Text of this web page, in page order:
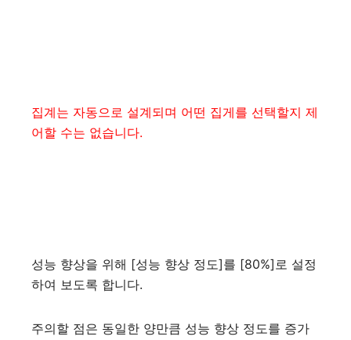
집계는 자동으로 설계되며 어떤 집게를 선택할지 제
어할 수는 없습니다.
성능 향상을 위해 [성능 향상 정도]를 [80%]로 설정
하여 보도록 합니다.
주의할 점은 동일한 양만큼 성능 향상 정도를 증가